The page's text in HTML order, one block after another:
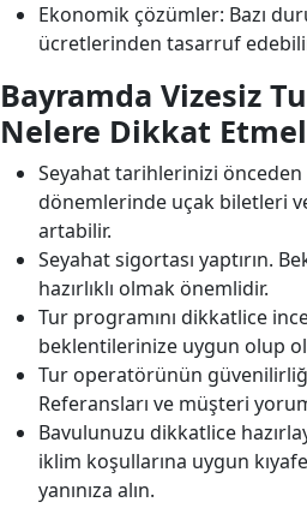
Ekonomik çözümler: Bazı
ücretlerinden tasarruf
Bayramda Vizesiz
Nelere Dikkat
Seyahat tarihlerinizi
dönemlerinde uçak biletleri
artabilir.
Seyahat sigortası yaptırın.
hazırlıklı olmak önemlidir.
Tur programını dikkatlice
beklentilerinize uygun olup
Tur operatörünün
Referansları ve müşteri
Bavulunuzu dikkatlice
iklim koşullarına uygun
yanınıza alın.